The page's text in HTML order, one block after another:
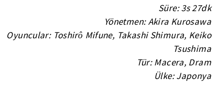
Süre: 3s 27dk
Yönetmen: Akira Kurosawa
Oyuncular: Toshirô Mifune, Takashi Shimura, Keiko
Tsushima
Tür: Macera, Dram
Ülke: Japonya